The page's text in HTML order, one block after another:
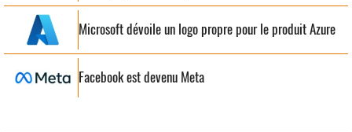
Microsoft dévoile un logo propre pour le produit Azure
Facebook est devenu Meta